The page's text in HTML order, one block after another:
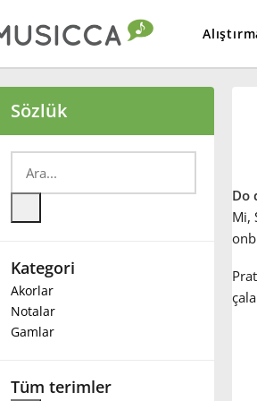
Български
Deutsch
Español
Sözlük
Kategori
Akorlar
Notalar
Gamlar
Tüm terimler
Do
Mi,